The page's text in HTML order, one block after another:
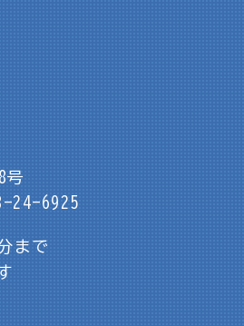
号
24-6925
まで